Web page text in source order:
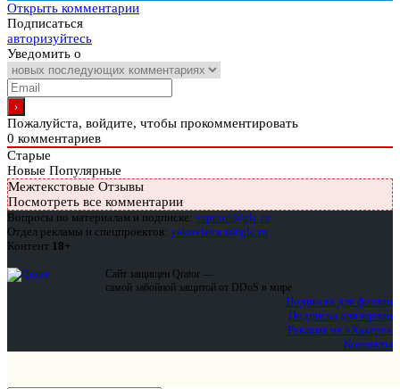
Открыть комментарии
Подписаться
авторизуйтесь
Уведомить о
Пожалуйста, войдите, чтобы прокомментировать
0 комментариев
Старые
Новые Популярные
Межтекстовые Отзывы
Посмотреть все комментарии
Вопросы по материалам и подписке: support@glc.ru
Отдел рекламы и спецпроектов: yakovleva.a@glc.ru
Контент 18+
Сайт защищен Qrator —
самой забойной защитой от DDoS в мире
Подписка для физлиц
Подписка для юрлиц
Реклама на «Хакере»
Контакты